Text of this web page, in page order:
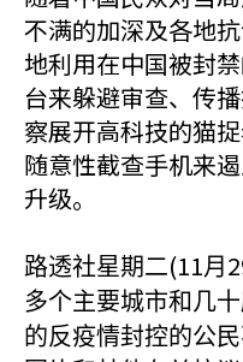
不满的加深及各地
地利用在中国被封
台来躲避审查、传
察展开高科技的猫
随意性截查手机来
升级。
路透社星期二(11月
多个主要城市和几
的反疫情封控的公